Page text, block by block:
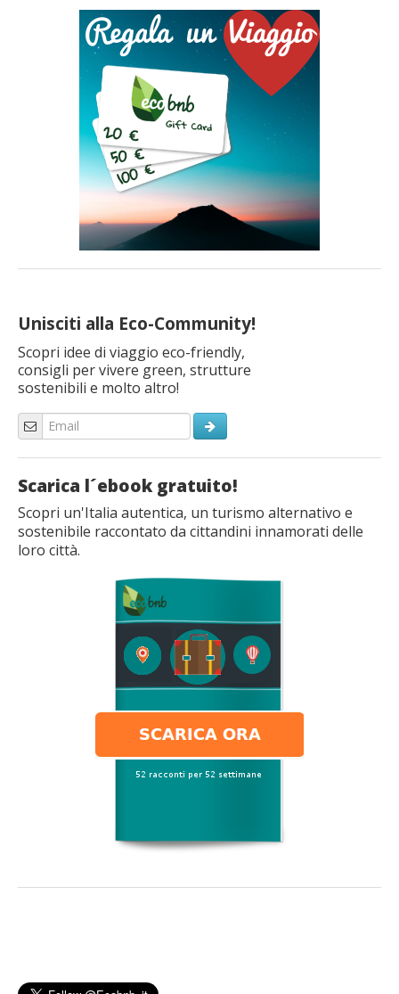
Unisciti alla Eco-Community!
Scopri idee di viaggio eco-friendly,
consigli per vivere green, strutture
sostenibili e molto altro!
Scarica l´ebook gratuito!
Scopri un'Italia autentica, un turismo alternativo e
sostenibile raccontato da cittandini innamorati delle
loro città.
caffè. Non vi resta che salire a bordo di uno di questi treni per
scoprire l’Italia lentamente, percorrendo uno di questi 7
itinerari mozzafiato in treno. Pronti […]